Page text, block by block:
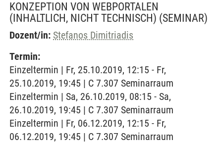
KONZEPTION VON WEBPORTALEN
(INHALTLICH, NICHT TECHNISCH) (SEMINAR)
Dozent/in: Stefanos Dimitriadis
Termin:
Einzeltermin | Fr, 25.10.2019, 12:15 - Fr,
25.10.2019, 19:45 | C 7.307 Seminarraum
Einzeltermin | Sa, 26.10.2019, 08:15 - Sa,
26.10.2019, 19:45 | C 7.307 Seminarraum
Einzeltermin | Fr, 06.12.2019, 12:15 - Fr,
06.12.2019, 19:45 | C 7.307 Seminarraum